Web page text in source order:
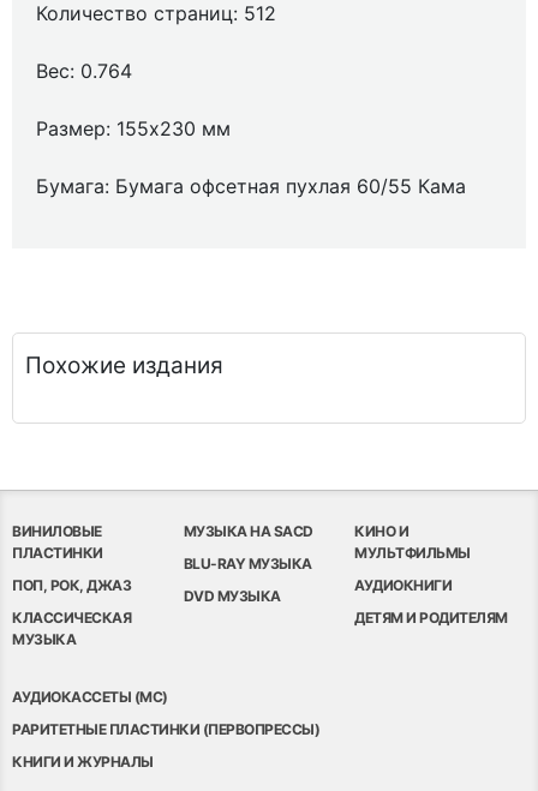
Количество страниц: 512
Вес: 0.764
Размер: 155x230 мм
Бумага: Бумага офсетная пухлая 60/55 Кама
Похожие издания
ВИНИЛОВЫЕ
ПЛАСТИНКИ
ПОП, РОК, ДЖАЗ
КЛАССИЧЕСКАЯ
МУЗЫКА
МУЗЫКА НА SACD
BLU-RAY МУЗЫКА
DVD МУЗЫКА
КИНО И
МУЛЬТФИЛЬМЫ
АУДИОКНИГИ
ДЕТЯМ И РОДИТЕЛЯМ
АУДИОКАССЕТЫ (MC)
РАРИТЕТНЫЕ ПЛАСТИНКИ (ПЕРВОПРЕССЫ)
КНИГИ И ЖУРНАЛЫ